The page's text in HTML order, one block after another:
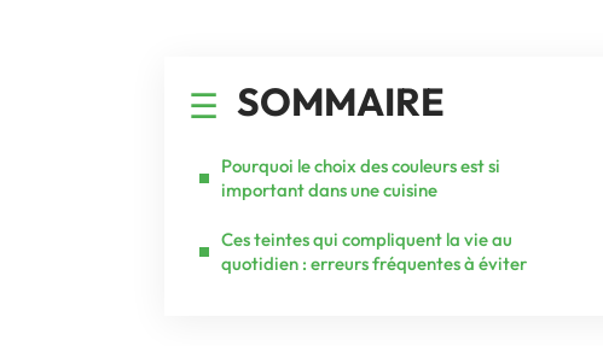
SOMMAIRE
Pourquoi le choix des couleurs est si
important dans une cuisine
Ces teintes qui compliquent la vie au
quotidien : erreurs fréquentes à éviter